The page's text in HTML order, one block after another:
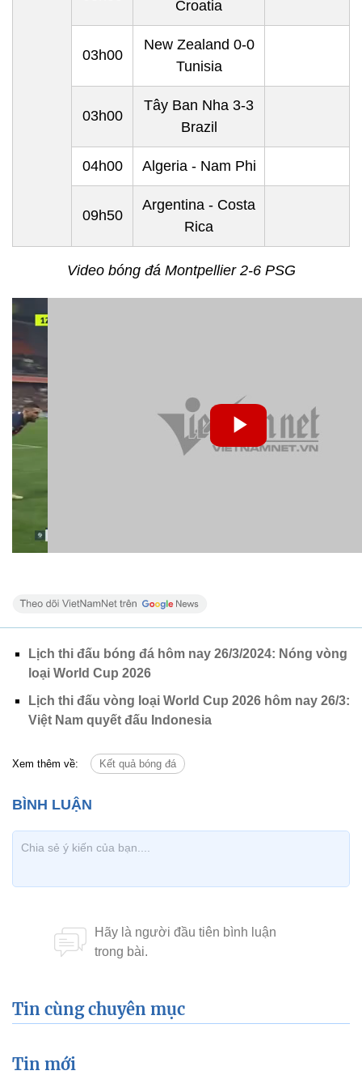
Croatia
03h00
New Zealand 0-0
Tunisia
03h00
Tây Ban Nha 3-3
Brazil
04h00 Algeria- Nam Phi
09h50
Argentina - Costa
Rica
Video bóng đá Montpellier 2-6 PSG
Lịch thi đấu bóng đá hôm nay 26/3/2024: Nóng vòng
loại World Cup 2026
Lịch thi đấu vòng loại World Cup 2026 hôm nay 26/3:
Việt Nam quyết đấu Indonesia
Xem thêm về: Kết quả bóng đá
Tin cùng chuyên mục
Tin mới